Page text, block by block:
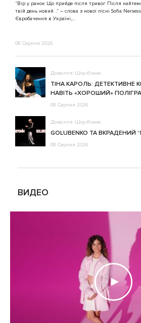
“Вір у ранок Що прийде після тривог Після
твій день новий ..” – слова з нової пісні Sofia
Євробачення в Україні,...
08 Серпня 2026
Дозвілля Шоу-бізнес
ТІНА КАРОЛЬ: ДЕТЕКТИВНЕ
НАВІТЬ «ХОРОШИЙ»
08 Серпня 2026
Дозвілля Шоу-бізнес
GOLUBENKO ТА ВКРАДЕНИЙ
08 Серпня 2026
ВИДЕО